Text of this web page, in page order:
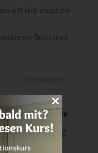
ich mit machen
Berichte!
Antworten
2016 um 21:26
du den Anfang
wir uns